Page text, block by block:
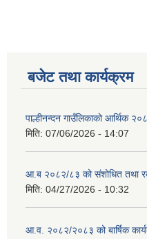
बजेट तथा कार्यक्रम
पाल्हीनन्दन गाउँलिकाको आर्थिक
मिति: 07/06/2026 - 14:07
आ.ब २०८२/८३ को संशोधित तथा
मिति: 04/27/2026 - 10:32
आ.व. २०८२/२०८३ को बार्षिक